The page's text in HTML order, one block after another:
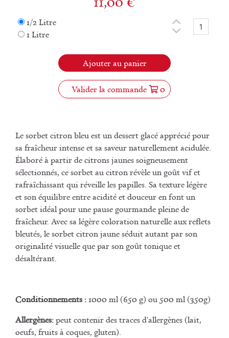
1/2 Litre
1 Litre
Ajouter au panier
Valider la commande 0
Le sorbet citron bleu est un dessert glacé apprécié pour
sa fraîcheur intense et sa saveur naturellement acidulée.
Élaboré à partir de citrons jaunes soigneusement
sélectionnés, ce sorbet au citron révèle un goût vif et
rafraîchissant qui réveille les papilles. Sa texture légère
et son équilibre entre acidité et douceur en font un
sorbet idéal pour une pause gourmande pleine de
fraîcheur. Avec sa légère coloration naturelle aux reflets
bleutés, le sorbet citron jaune séduit autant par son
originalité visuelle que par son goût tonique et
désaltérant.
Conditionnements :1000 ml (650 g) ou 500 ml (350g)
Allergènes:peut contenir des traces d'allergènes (lait,
oeufs, fruits à coques, gluten).